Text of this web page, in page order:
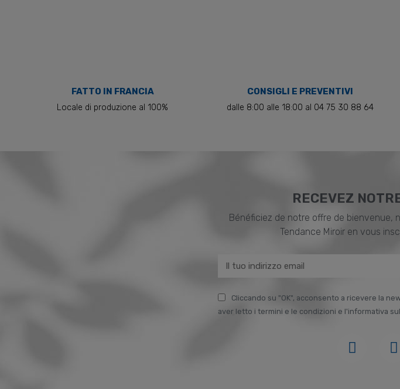
FATTO IN FRANCIA
Locale di produzione al 100%
CONSIGLI E PREVENTIVI
dalle 8:00 alle 18:00 al 04 75 30 88 64
RECEVEZ
Bénéficiez de notre offre de
Tendance Miroir en vous
Cliccando su "OK", acconsento a ricevere la
aver letto i termini e le condizioni e l'informativa